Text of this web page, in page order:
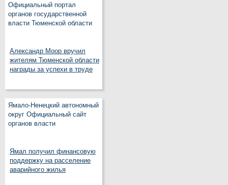
Официальный портал
органов государственной
власти Тюменской области
Александр Моор вручил
жителям Тюменской области
награды за успехи в труде
Ямало-Ненецкий автономный
округ Официальный сайт
органов власти
Ямал получил финансовую
поддержку на расселение
аварийного жилья